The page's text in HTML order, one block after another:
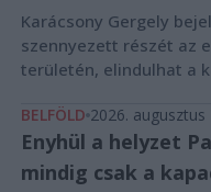
Karácsony Gergely
szennyezett részét az
területén, elindulhat a
BELFÖLD 2026. augusztus
Enyhül a helyzet
mindig csak a